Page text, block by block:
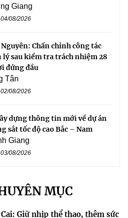
Giang
08/2026
Chấn chỉnh công tác
lý sau kiểm tra trách nhiệm 28
đứng đầu
Tân
08/2026
dựng thông tin mới về dự án
sắt tốc độ cao Bắc – Nam
Giang
08/2026
MỤC
Giữ nhịp thể thao, thêm sức